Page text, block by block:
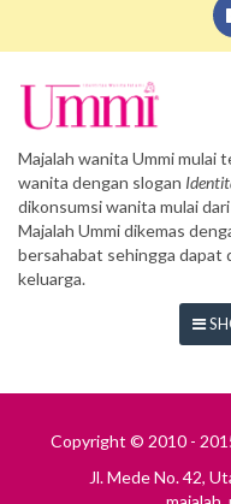
Majalah wanita Ummi mulai
wanita dengan slogan
dikonsumsi wanita mulai
Majalah Ummi dikemas
bersahabat sehingga dapat
keluarga.
Copyright © 2010 -
Jl. Mede No. 42,